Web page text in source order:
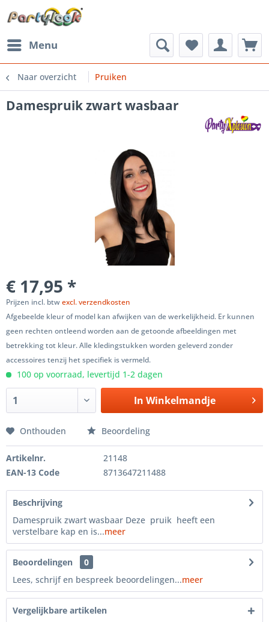
Menu
Naar overzicht Pruiken
Damespruik zwart wasbaar
€ 17,95 *
Prijzen incl. btwexcl. verzendkosten
Afgebeelde kleur of model kan afwijken van de werkelijkheid. Er kunnen
geen rechten ontleend worden aan de getoonde afbeeldingen met
betrekking tot kleur. Alle kledingstukken worden geleverd zonder
accessoires tenzij het specifiek is vermeld.
100 op voorraad, levertijd 1-2 dagen
In Winkelmandje
Onthouden Beoordeling
Artikelnr.
21148
EAN-13 Code
8713647211488
Beschrijving
Damespruik zwart wasbaar Deze pruik heeft een
verstelbare kap en is...meer
Beoordelingen
0
Lees, schrijf en bespreek beoordelingen...meer
Vergelijkbare artikelen